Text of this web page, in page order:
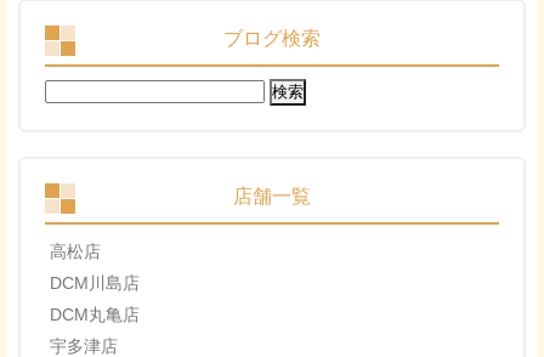
ブログ検索
検
索:
店舗一覧
高松店
DCM川島店
DCM丸亀店
宇多津店